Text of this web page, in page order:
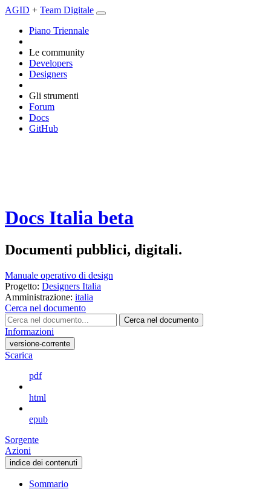
AGID + Team Digitale
Piano Triennale
Le community
Developers
Designers
Gli strumenti
Forum
Docs
GitHub
Docs Italia beta
Documenti pubblici, digitali.
Manuale operativo di design
Progetto: Designers Italia
Amministrazione: italia
Cerca nel documento
Cerca nel documento
Informazioni
versione-corrente
Scarica
pdf
html
epub
Sorgente
Azioni
indice dei contenuti
Sommario